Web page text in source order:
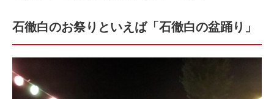
石徹白のお祭りといえば「石徹白の盆踊り」